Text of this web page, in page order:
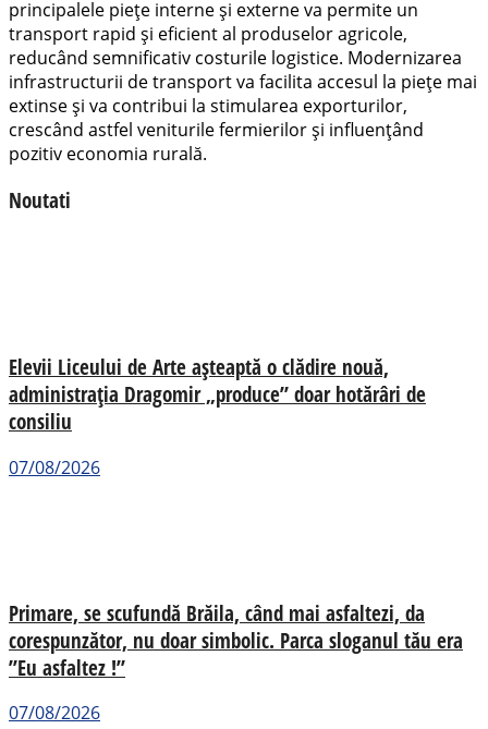
principalele piețe interne și externe va permite un
transport rapid și eficient al produselor agricole,
reducând semnificativ costurile logistice. Modernizarea
infrastructurii de transport va facilita accesul la piețe mai
extinse și va contribui la stimularea exporturilor,
crescând astfel veniturile fermierilor și influențând
pozitiv economia rurală.
Noutati
Elevii Liceului de Arte așteaptă o clădire nouă,
administrația Dragomir „produce” doar hotărâri de
consiliu
07/08/2026
Primare, se scufundă Brăila, când mai asfaltezi, da
corespunzător, nu doar simbolic. Parca sloganul tău era
”Eu asfaltez !”
07/08/2026